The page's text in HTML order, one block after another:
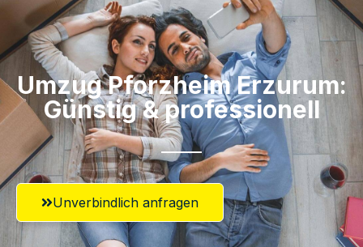
Umzug Pforzheim​ Erzurum:
Günstig & professionell​
Unverbindlich anfragen